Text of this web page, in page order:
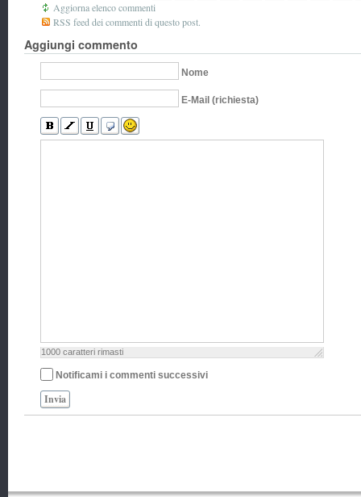
Aggiorna elenco commenti
RSS feed dei commenti di questo post.
Aggiungi commento
Nome
E-Mail (richiesta)
1000 caratteri rimasti
Notificami i commenti successivi
Invia